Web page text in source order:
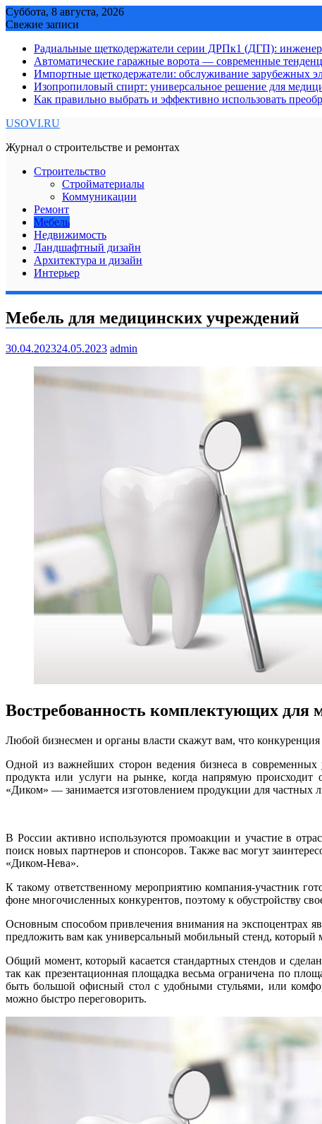
Skip
to
Суббота, 8 августа, 2026
Свежие записи
Радиальные щеткодержатели серии ДРПк1 (ДГП):
Автоматические гаражные ворота — современные
Импортные щеткодержатели: обслуживание зарубежных
Изопропиловый спирт: универсальное решение для
Как правильно выбрать и эффективно использовать
USOVI.RU
Журнал о строительстве и ремонтах
Строительство
Стройматериалы
Коммуникации
Ремонт
Мебель
Недвижимость
Ландшафтный дизайн
Архитектура и дизайн
Интерьер
Мебель для медицинских учреждений
30.04.202324.05.2023 admin
Востребованность комплектующих для
Любой бизнесмен и органы власти скажут вам, что
Одной из важнейших сторон ведения бизнеса в современных
продукта или услуги на рынке, когда напрямую происходит
«Диком» — занимается изготовлением продукции для частных
В России активно используются промоакции и участие в
поиск новых партнеров и спонсоров. Также вас могут
«Диком-Нева».
К такому ответственному мероприятию компания-участник
фоне многочисленных конкурентов, поэтому к обустройству
Основным способом привлечения внимания на экспоцентрах
предложить вам как универсальный мобильный стенд,
Общий момент, который касается стандартных стендов и
так как презентационная площадка весьма ограничена по
быть большой офисный стол с удобными стульями, или
можно быстро переговорить.